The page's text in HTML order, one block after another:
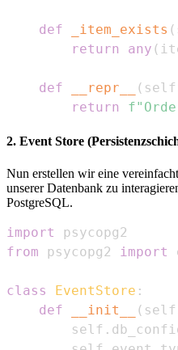
def _item_exists (
return
any (
def __repr__ ( self
return
2. Event Store
Nun erstellen wir eine
unserer Datenbank zu
PostgreSQL.
import
from psycopg2 import
class EventStore :
def
__init__ ( self
        self
.